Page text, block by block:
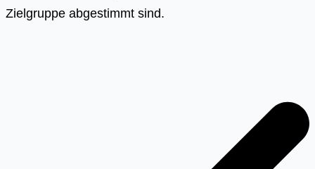
Zielgruppe abgestimmt sind.